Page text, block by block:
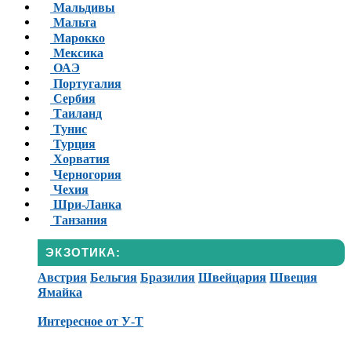
Мальдивы
Мальта
Марокко
Мексика
ОАЭ
Португалия
Сербия
Таиланд
Тунис
Турция
Хорватия
Черногория
Чехия
Шри-Ланка
Танзания
ЭКЗОТИКА:
Австрия Бельгия Бразилия Швейцария Швеция
Ямайка
Интересное от У-Т